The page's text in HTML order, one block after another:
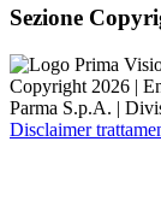
Sezione
Copyright 2026 |
Parma S.p.A. |
Disclaimer